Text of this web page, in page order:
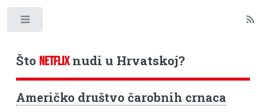
Što NETFLIXnudi u Hrvatskoj?
Američko društvo čarobnih crnaca